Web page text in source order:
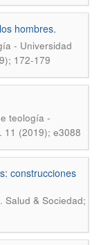
hombres.
- Universidad
172-179
teología -
11 (2019); e3088
construcciones
. Salud & Sociedad;